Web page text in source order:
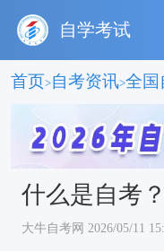
自学考试
首页>自考资讯>全国
什么是自考
大牛自考网 2026/05/11